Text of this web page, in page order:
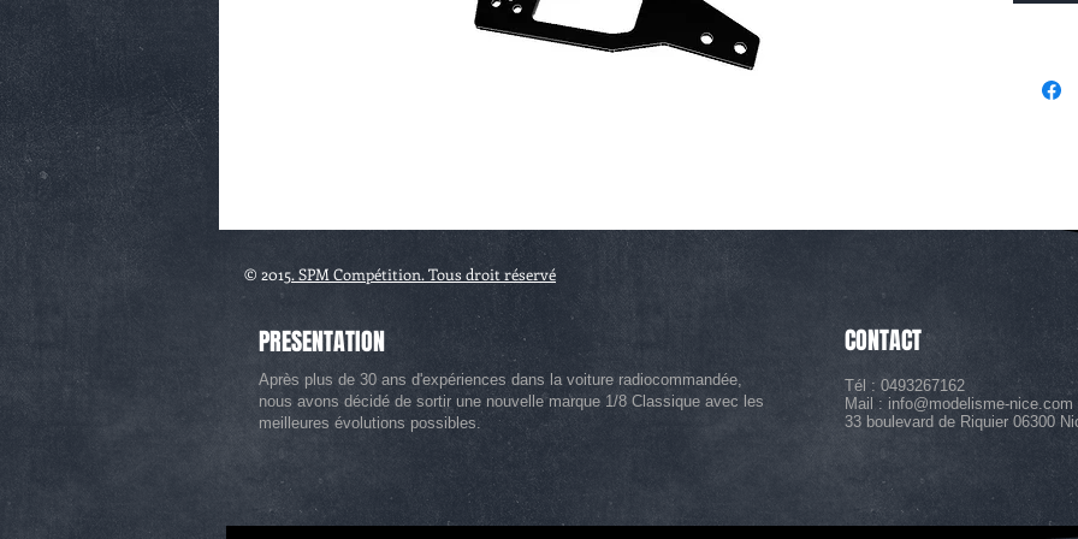
© 2015. SPM Compétition. Tous droit réservé
PRESENTATION
Après plus de 30 ans d'expériences dans la voiture radiocommandée,
nous avons décidé de sortir une nouvelle marque 1/8 Classique avec les
meilleures évolutions possibles.
CONTACT
Tél : 0493267162
Mail : info@modelisme-nice.com
33 boulevard de Riquier 06300